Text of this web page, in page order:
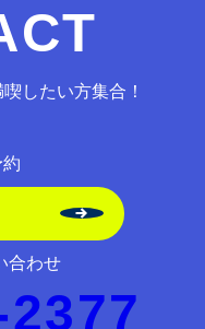
したい方集合！
合わせ